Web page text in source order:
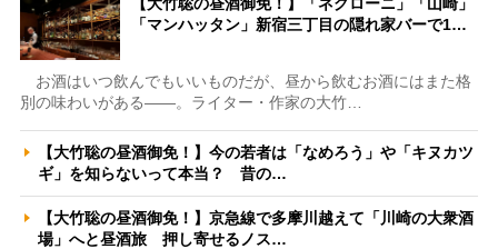
「マンハッタン」新宿三丁目の隠れ家バーで1…
お酒はいつ飲んでもいいものだが、昼から飲むお酒にはまた格
別の味わいがある――。ライター・作家の大竹…
【大竹聡の昼酒御免！】今の若者は「なめろう」や「キヌカツ
ギ」を知らないって本当？ 昔の…
【大竹聡の昼酒御免！】京急線で多摩川越えて「川崎の大衆酒
場」へと昼酒旅 押し寄せるノス…